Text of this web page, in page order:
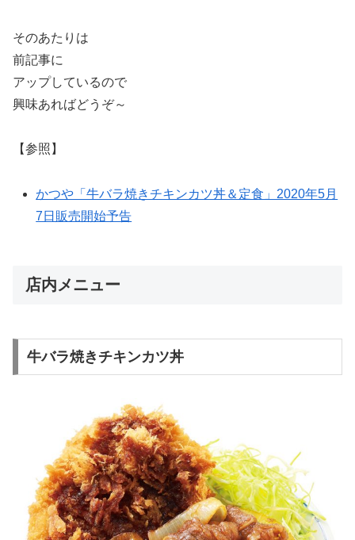
そのあたりは
前記事に
アップしているので
興味あればどうぞ～
【参照】
かつや「牛バラ焼きチキンカツ丼＆定食」2020年5月
7日販売開始予告
店内メニュー
牛バラ焼きチキンカツ丼